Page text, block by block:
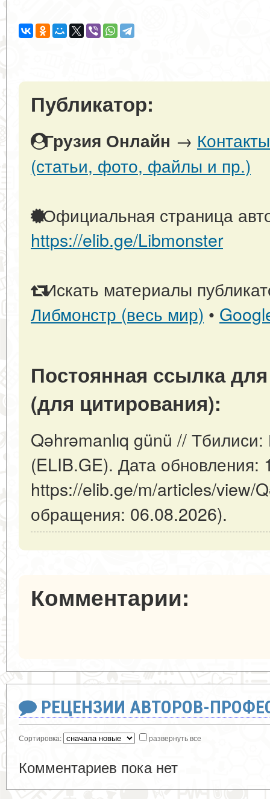
Публикатор:
Грузия Онлайн →
(статьи, фото, файлы и пр.)
Официальная страница
https://elib.ge/Libmonster
Искать материалы
Либмонстр (весь мир) •
Постоянная ссылка
(для цитирования):
Qəhrəmanlıq günü // Тбилиси:
(ELIB.GE). Дата обновления:
https://elib.ge/m/articles/view/
обращения: 06.08.2026).
Комментарии:
РЕЦЕНЗИИ АВТОРОВ-
Сортировка: развернуть все
Комментариев пока нет